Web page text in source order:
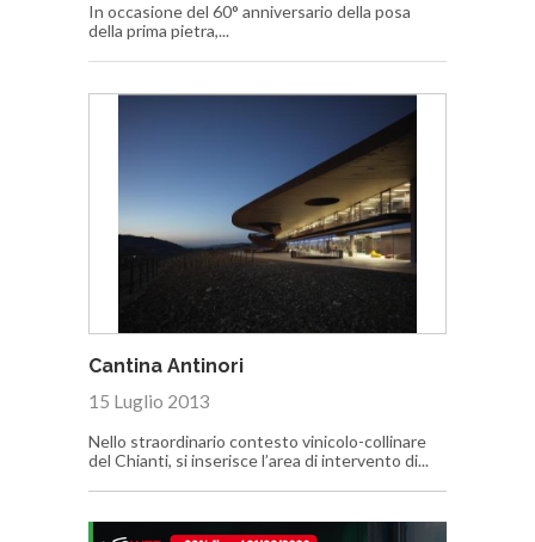
In occasione del 60° anniversario della posa
della prima pietra,...
Cantina Antinori
15 Luglio 2013
Nello straordinario contesto vinicolo-collinare
del Chianti, si inserisce l’area di intervento di...